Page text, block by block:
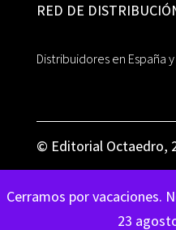
Cerramos por vacaciones.
23
RED DE
Distribuidores en España
© Editorial Octaedro,